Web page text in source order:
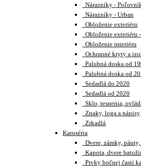
Nárazníky -
Nárazníky - Urban
Obloženie exteriéru
Obloženie exteriéru
Obloženie interiéru
Ochranné kryty a
Palubná doska od
Palubná doska od
Sedadlá do 2020
Sedadlá od 2020
Sklo, tesnenia,
Znaky, loga a nápisy
Zrkadlá
Karoséria
Dvere, zámky,
Kapota, dvere
Prvky bočnej časti